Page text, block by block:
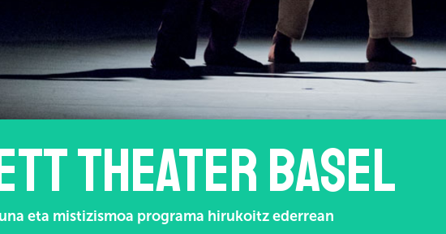
Theater Basel
eta mistizismoa programa hirukoitz ederrean